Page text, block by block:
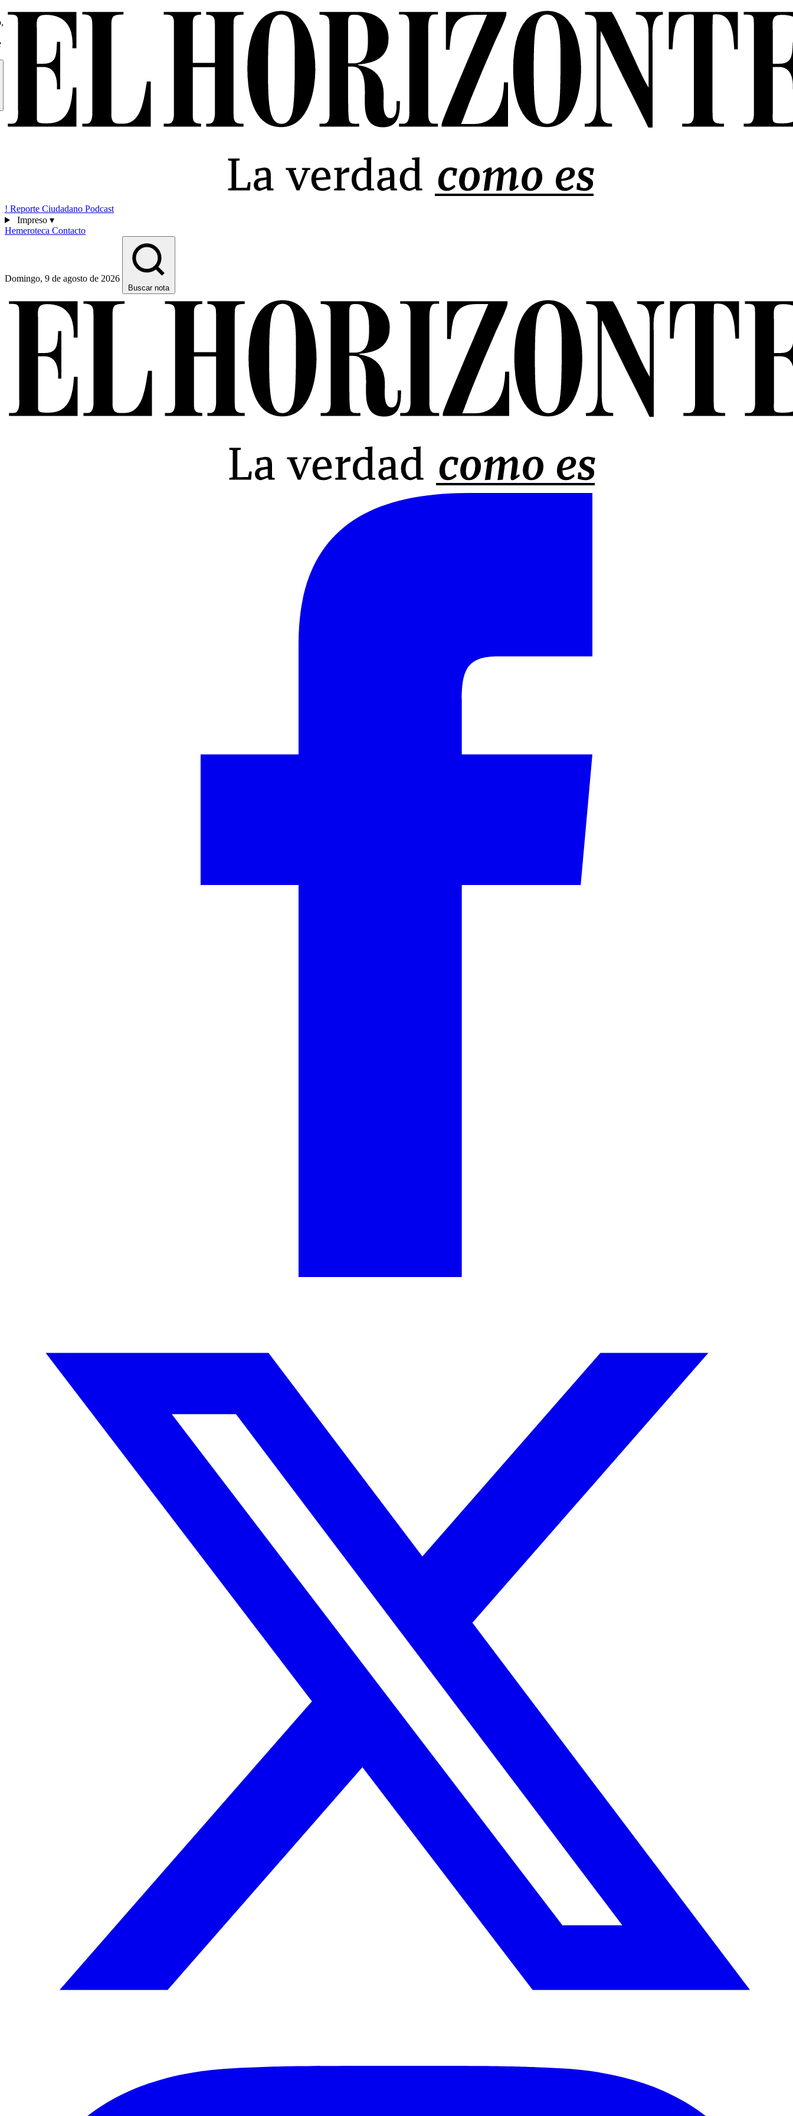
! Reporte Ciudadano Podcast
Impreso ▾
Hemeroteca Contacto
Domingo, 9 de agosto de 2026
Buscar nota